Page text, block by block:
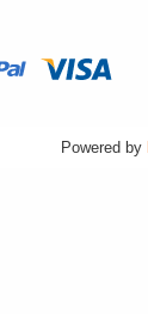
Powered by